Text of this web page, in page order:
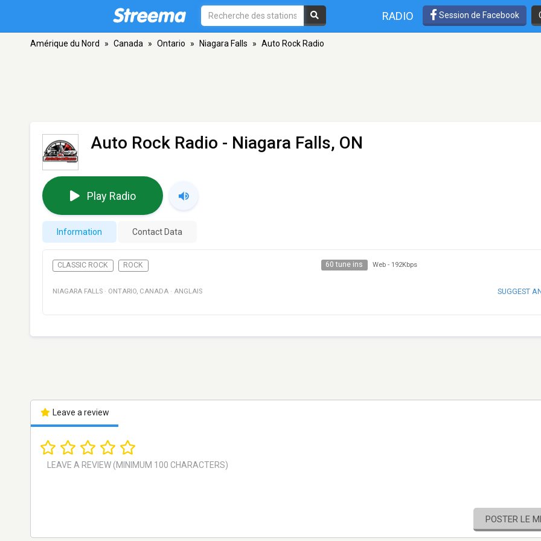
RADIO Session de Facebook
Amérique du Nord » Canada » Ontario » Niagara Falls » Auto Rock Radio
Auto Rock Radio - Niagara Falls, ON
Play Radio
Information Contact Data
CLASSIC ROCK ROCK 60 tune ins Web - 192Kbps
NIAGARA FALLS · ONTARIO, CANADA · ANGLAIS SUGGEST
Leave a review
POSTER LE